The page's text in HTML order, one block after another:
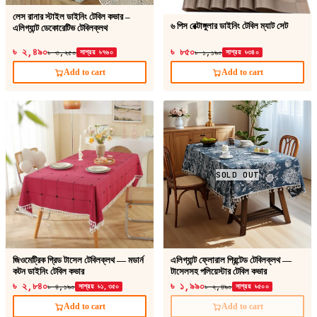
লেস রানার স্টাইল ডাইনিং টেবিল কভার –
এলিগ্যান্ট ডেকোরেটিভ টেবিলক্লথ
৳ ২,৪৯০৳ ৩,২৫০ সাশ্রয় ৳৭৬০
Add to cart
৬ পিস রেক্টাঙ্গুলার ডাইনিং টেবিল ম্যাট সেট
৳ ৮৫০৳ ১,১৯০ সাশ্রয় ৳৩৪০
Add to cart
জিওমেট্রিক গ্রিড টাসেল টেবিলক্লথ — মডার্ন
কটন ডাইনিং টেবিল কভার
৳ ২,৮৪০৳ ৪,১৯০ সাশ্রয় ৳১,৩৫০
Add to cart
SOLD OUT
এলিগ্যান্ট ফ্লোরাল প্রিন্টেড টেবিলক্লথ —
টাসেলসহ পলিয়েস্টার টেবিল কভার
৳ ১,৯৯০৳ ২,৪৯০ সাশ্রয় ৳৫০০
Add to cart